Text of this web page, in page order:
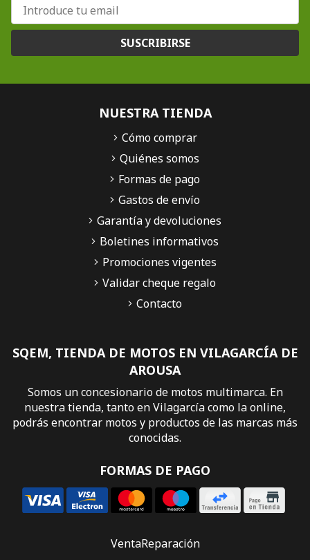
SUSCRIBIRSE
SQEM, TIENDA DE MOTOS EN VILAGARCÍA DE
AROUSA
Somos un concesionario de motos multimarca. En
nuestra tienda, tanto en Vilagarcía como la online,
podrás encontrar motos y productos de las marcas más
conocidas.
FORMAS DE PAGO
NUESTRA TIENDA
Cómo comprar
Quiénes somos
Formas de pago
Gastos de envío
Garantía y devoluciones
Boletines informativos
Promociones vigentes
Validar cheque regalo
Contacto
VentaReparación